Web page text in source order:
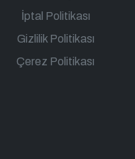
İptal Politikası
Gizlilik Politikası
Çerez Politikası